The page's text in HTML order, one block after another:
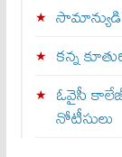
కన్న
ఓవైసీ
నోటీసులు